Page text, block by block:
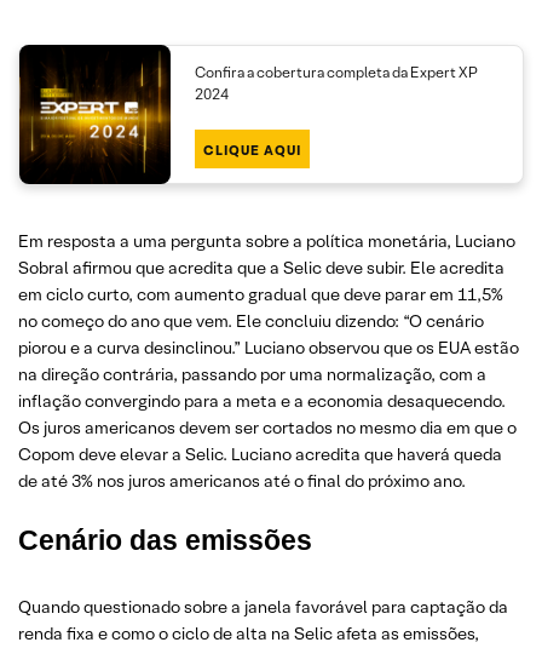
Confira a cobertura completa da Expert XP
2024
CLIQUE AQUI
Em resposta a uma pergunta sobre a política monetária, Luciano
Sobral afirmou que acredita que a Selic deve subir. Ele acredita
em ciclo curto, com aumento gradual que deve parar em 11,5%
no começo do ano que vem. Ele concluiu dizendo: “O cenário
piorou e a curva desinclinou.” Luciano observou que os EUA estão
na direção contrária, passando por uma normalização, com a
inflação convergindo para a meta e a economia desaquecendo.
Os juros americanos devem ser cortados no mesmo dia em que o
Copom deve elevar a Selic. Luciano acredita que haverá queda
de até 3% nos juros americanos até o final do próximo ano.
Cenário das emissões
Quando questionado sobre a janela favorável para captação da
renda fixa e como o ciclo de alta na Selic afeta as emissões,